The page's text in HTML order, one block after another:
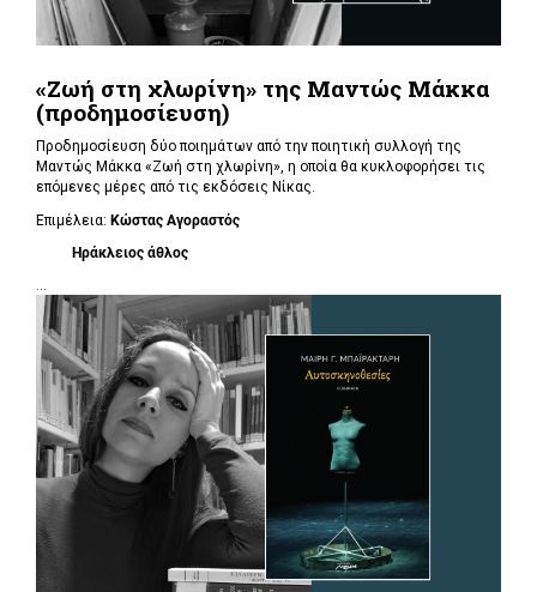
«Ζωή στη χλωρίνη» της Μαντώς Μάκκα
(προδημοσίευση)
Προδημοσίευση δύο ποιημάτων από την ποιητική συλλογή της
Μαντώς Μάκκα «Ζωή στη χλωρίνη», η οποία θα κυκλοφορήσει τις
επόμενες μέρες από τις εκδόσεις Νίκας.
Επιμέλεια: Κώστας Αγοραστός
Ηράκλειος άθλος
...